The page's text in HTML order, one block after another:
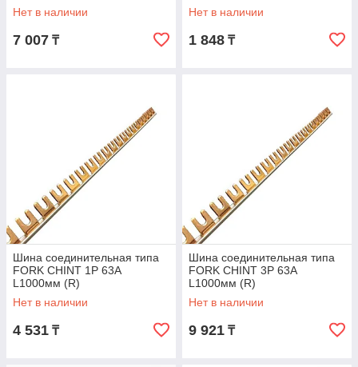
Нет в наличии
7 007 ₸
Нет в наличии
1 848 ₸
Шина соединительная типа
FORK CHINT 1P 63А
L1000мм (R)
Нет в наличии
4 531 ₸
Шина соединительная типа
FORK CHINT 3P 63А
L1000мм (R)
Нет в наличии
9 921 ₸